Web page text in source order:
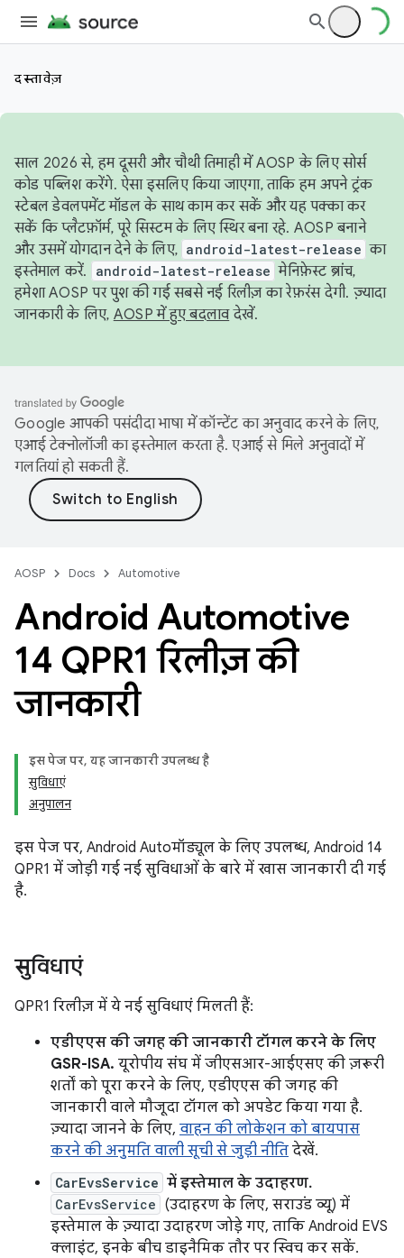
दस्तावेज़
साल 2026 से, हम दूसरी और चौथी तिमाही में AOSP के लिए सोर्स
कोड पब्लिश करेंगे. ऐसा इसलिए किया जाएगा, ताकि हम अपने ट्रंक
स्टेबल डेवलपमेंट मॉडल के साथ काम कर सकें और यह पक्का कर
सकें कि प्लैटफ़ॉर्म, पूरे सिस्टम के लिए स्थिर बना रहे. AOSP बनाने
और उसमें योगदान देने के लिए, android-latest-release का
इस्तेमाल करें.
android-latest-release मेनिफ़ेस्ट ब्रांच,
हमेशा AOSP पर पुश की गई सबसे नई रिलीज़ का रेफ़रंस देगी. ज़्यादा
जानकारी के लिए, AOSP में हुए बदलावदेखें.
Google आपकी पसंदीदा भाषा में कॉन्टेंट का अनुवाद करने के लिए,
एआई टेक्नोलॉजी का इस्तेमाल करता है. एआई से मिले अनुवादों में
गलतियां हो सकती हैं.
AOSP Docs Automotive
Android Automotive
14 QPR1 रिलीज़ की
जानकारी
इस पेज पर, यह जानकारी उपलब्ध है
सुविधाएं
अनुपालन
इस पेज पर, Android Autoमॉड्यूल के लिए उपलब्ध, Android 14
QPR1 में जोड़ी गई नई सुविधाओं के बारे में खास जानकारी दी गई
है.
सुविधाएं
QPR1 रिलीज़ में ये नई सुविधाएं मिलती हैं:
एडीएएस की जगह की जानकारी टॉगल करने के लिए
GSR-ISA. यूरोपीय संघ में जीएसआर-आईएसए की ज़रूरी
शर्तों को पूरा करने के लिए, एडीएएस की जगह की
जानकारी वाले मौजूदा टॉगल को अपडेट किया गया है.
ज़्यादा जानने के लिए, वाहन की लोकेशन को बायपास
करने की अनुमति वाली सूची से जुड़ी नीति देखें.
CarEvsService में इस्तेमाल के उदाहरण.
CarEvsService (उदाहरण के लिए, सराउंड व्यू) में
इस्तेमाल के ज़्यादा उदाहरण जोड़े गए, ताकि Android EVS
क्लाइंट, इनके बीच डाइनैमिक तौर पर स्विच कर सकें.